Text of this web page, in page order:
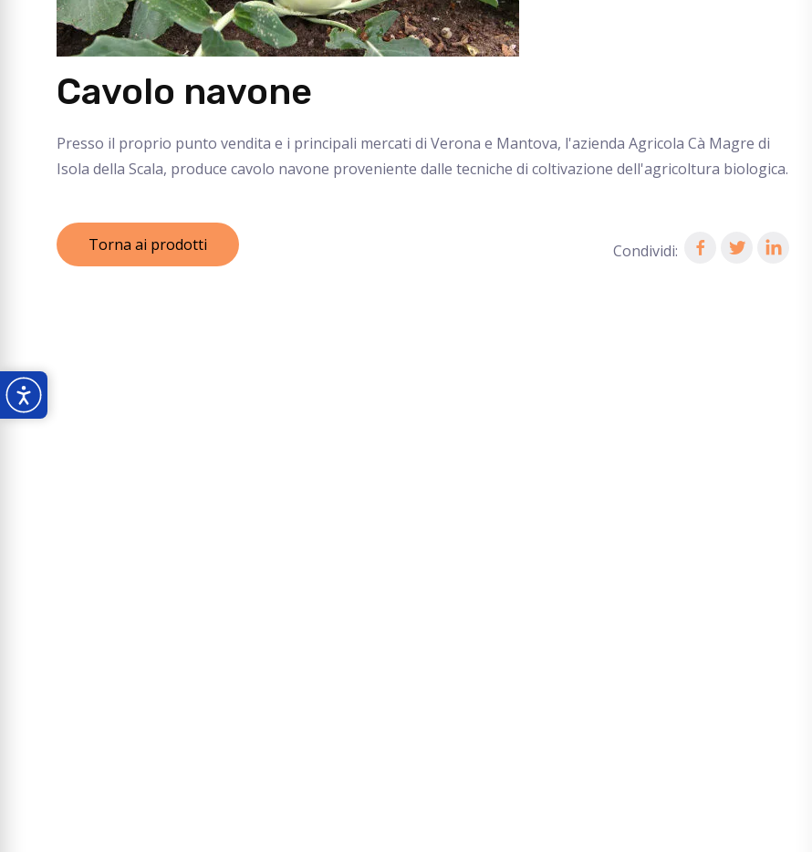
Cavolo navone
Presso il proprio punto vendita e i principali mercati di Verona e Mantova, l'azienda Agricola Cà Magre di
Isola della Scala, produce cavolo navone proveniente dalle tecniche di coltivazione dell'agricoltura biologica.
Torna ai prodotti Condividi: